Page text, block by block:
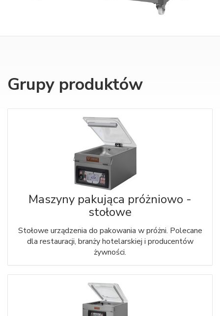
Grupy produktów
Maszyny pakująca próżniowo -
stołowe
Stołowe urządzenia do pakowania w próżni. Polecane
dla restauracji, branży hotelarskiej i producentów
żywności.